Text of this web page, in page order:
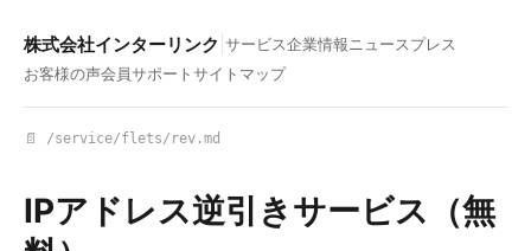
株式会社インターリンク サービス企業情報ニュースプレス
お客様の声会員サポートサイトマップ
📄 /service/flets/rev.md
IPアドレス逆引きサービス（無